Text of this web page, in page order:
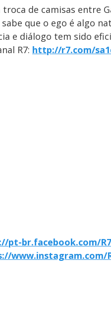
de camisas entre
que o ego é algo
e diálogo tem sido
R7: http://r7.com/
pt-br.facebook.com/
www.instagram.com/